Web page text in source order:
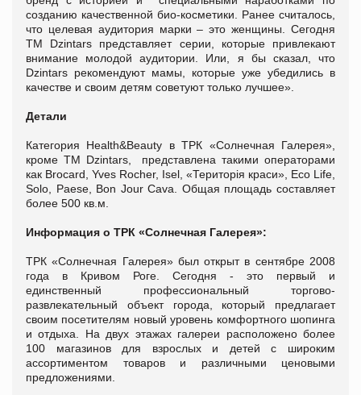
созданию качественной био-косметики. Ранее считалось,
что целевая аудитория марки – это женщины. Сегодня
ТМ Dzintars представляет серии, которые привлекают
внимание молодой аудитории. Или, я бы сказал, что
Dzintars рекомендуют мамы, которые уже убедились в
качестве и своим детям советуют только лучшее».
Детали
Категория Health&Beauty в ТРК «Солнечная Галерея»,
кроме ТМ Dzintars, представлена такими операторами
как Brocard, Yves Rocher, Isel, «Територія краси», Eco Life,
Solo, Paese, Bon Jour Cava. Общая площадь составляет
более 500 кв.м.
Информация о ТРК «Солнечная Галерея»:
ТРК «Солнечная Галерея» был открыт в сентябре 2008
года в Кривом Роге. Сегодня - это первый и
единственный профессиональный торгово-
развлекательный объект города, который предлагает
своим посетителям новый уровень комфортного шопинга
и отдыха. На двух этажах галереи расположено более
100 магазинов для взрослых и детей с широким
ассортиментом товаров и различными ценовыми
предложениями.